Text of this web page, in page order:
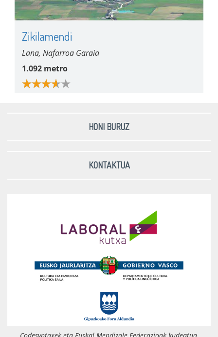
Zikilamendi
Lana, Nafarroa Garaia
1.092 metro
HONI BURUZ
KONTAKTUA